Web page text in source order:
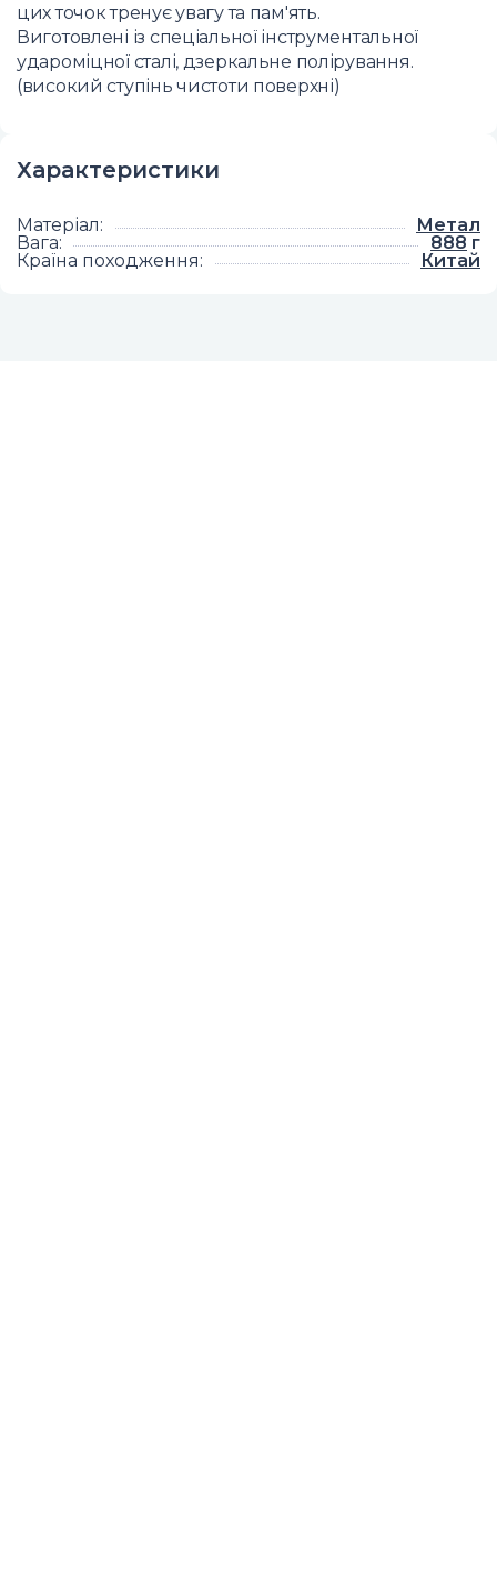
цих точок тренує увагу та пам'ять.
Виготовлені із спеціальної інструментальної
удароміцної сталі, дзеркальне полірування.
(високий ступінь чистоти поверхні)
Характеристики
Матеріал:
Метал
Вага: 888 г
Країна походження: Китай